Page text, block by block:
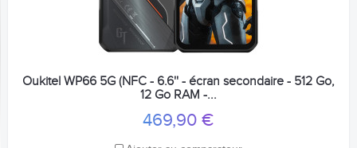
Oukitel WP66 5G (NFC - 6.6'' - écran secondaire - 512 Go,
12 Go RAM -...
469,90 €